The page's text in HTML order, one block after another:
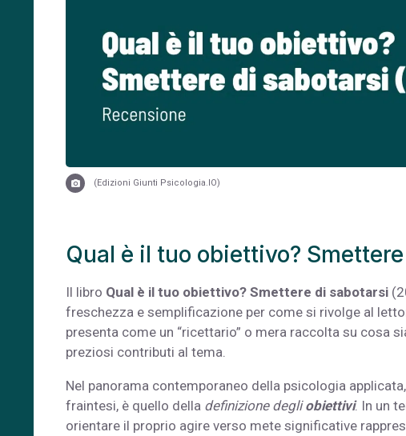
(Edizioni Giunti Psicologia.IO)
Qual è il tuo obiettivo?
Il libro Qual è il tuo obiettivo? Smettere di sabotarsi
freschezza e semplificazione per come si rivolge al
presenta come un “ricettario” o mera raccolta su cosa
preziosi contributi al tema.
Nel panorama contemporaneo della psicologia
fraintesi, è quello della definizione degliobiettivi. In un
orientare il proprio agire verso mete significative